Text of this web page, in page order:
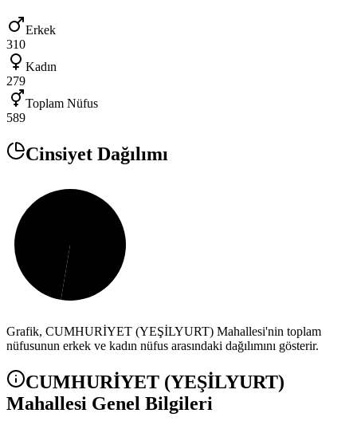
Erkek
310
Kadın
279
Toplam Nüfus
589
Cinsiyet Dağılımı
Grafik, CUMHURİYET (YEŞİLYURT) Mahallesi'nin toplam
nüfusunun erkek ve kadın nüfus arasındaki dağılımını gösterir.
CUMHURİYET (YEŞİLYURT)
Mahallesi Genel Bilgileri